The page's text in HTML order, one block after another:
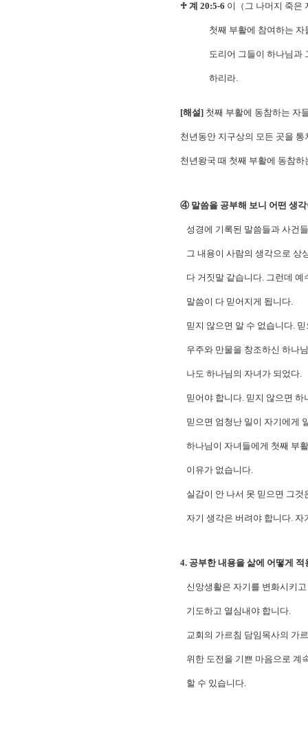
♱ 계 20:5-6 이（그 나머지 죽은
첫째 부활에 참여하는 자들
도리어 그들이 하나님과 그
하리라.
[해설] 첫째 부활에 동참하는 자
천년동안 지구상의 모든 곳을
천년왕국 때 첫째 부활에 동참
④ 말씀을 공부해 보니 어떤 생
성경에 기록된 말씀들과 사건
그 내용이 사람의 생각으로 상
다 거짓말 같습니다. 그런데
말씀이 다 믿어지게 됩니다.
믿지 않으면 알 수 없습니다.
우주와 만물을 창조하신 하나
나도 하나님의 자녀가 되었다.
믿어야 합니다. 믿지 않으면 하
믿으면 엄청난 일이 자기에게
하나님이 자녀들에게 첫째 부
이유가 없습니다.
실감이 안 나서 못 믿으면 그것
자기 생각은 버려야 합니다. 자
4. 공부한 내용을 삶에 어떻게
신앙생활은 자기를 변화시키
기도하고 열심내야 합니다.
교회의 가르침 담임목사의 가
위한 도전을 기쁜 마음으로 계
할 수 있습니다.